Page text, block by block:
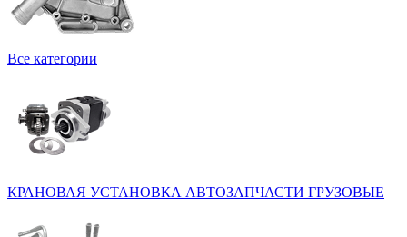
Все категории
КРАНОВАЯ УСТАНОВКА АВТОЗАПЧАСТИ ГРУЗОВЫЕ